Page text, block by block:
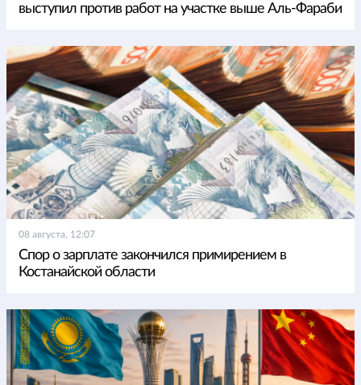
выступил против работ на участке выше Аль-Фараби
08 августа, 12:07
Спор о зарплате закончился примирением в
Костанайской области